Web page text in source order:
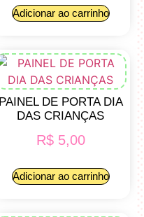
Adicionar ao carrinho
PAINEL DE PORTA DIA
DAS CRIANÇAS
R$5,00
Adicionar ao carrinho